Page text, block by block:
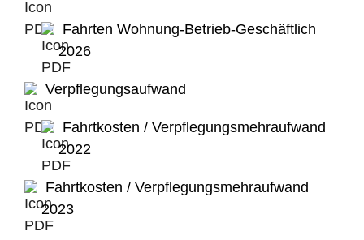
Fahrten Wohnung-Betrieb-Geschäftlich
2026
Verpflegungsaufwand
Fahrtkosten / Verpflegungsmehraufwand
2022
Fahrtkosten / Verpflegungsmehraufwand
2023